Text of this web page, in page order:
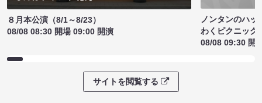
８月本公演（8/1～8/23）
08/08 08:30 開場 09:00 開演
ノンタンのハッ
わくピクニック
08/08 09:30 開
サイトを閲覧する